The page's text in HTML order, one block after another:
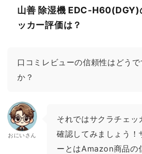
山善 除湿機 EDC-H60(DGY)
ッカー評価は？
口コミレビューの信頼性はどうで
か？
おにいさん
それではサクラチェッ
確認してみましょう！
ーとはAmazon商品の